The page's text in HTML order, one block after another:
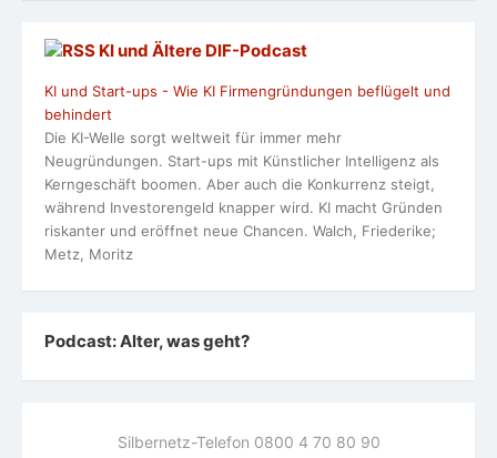
KI und Ältere DlF-Podcast
KI und Start-ups - Wie KI Firmengründungen beflügelt und
behindert
Die KI-Welle sorgt weltweit für immer mehr
Neugründungen. Start-ups mit Künstlicher Intelligenz als
Kerngeschäft boomen. Aber auch die Konkurrenz steigt,
während Investorengeld knapper wird. KI macht Gründen
riskanter und eröffnet neue Chancen. Walch, Friederike;
Metz, Moritz
Podcast: Alter, was geht?
Silbernetz-Telefon 0800 4 70 80 90